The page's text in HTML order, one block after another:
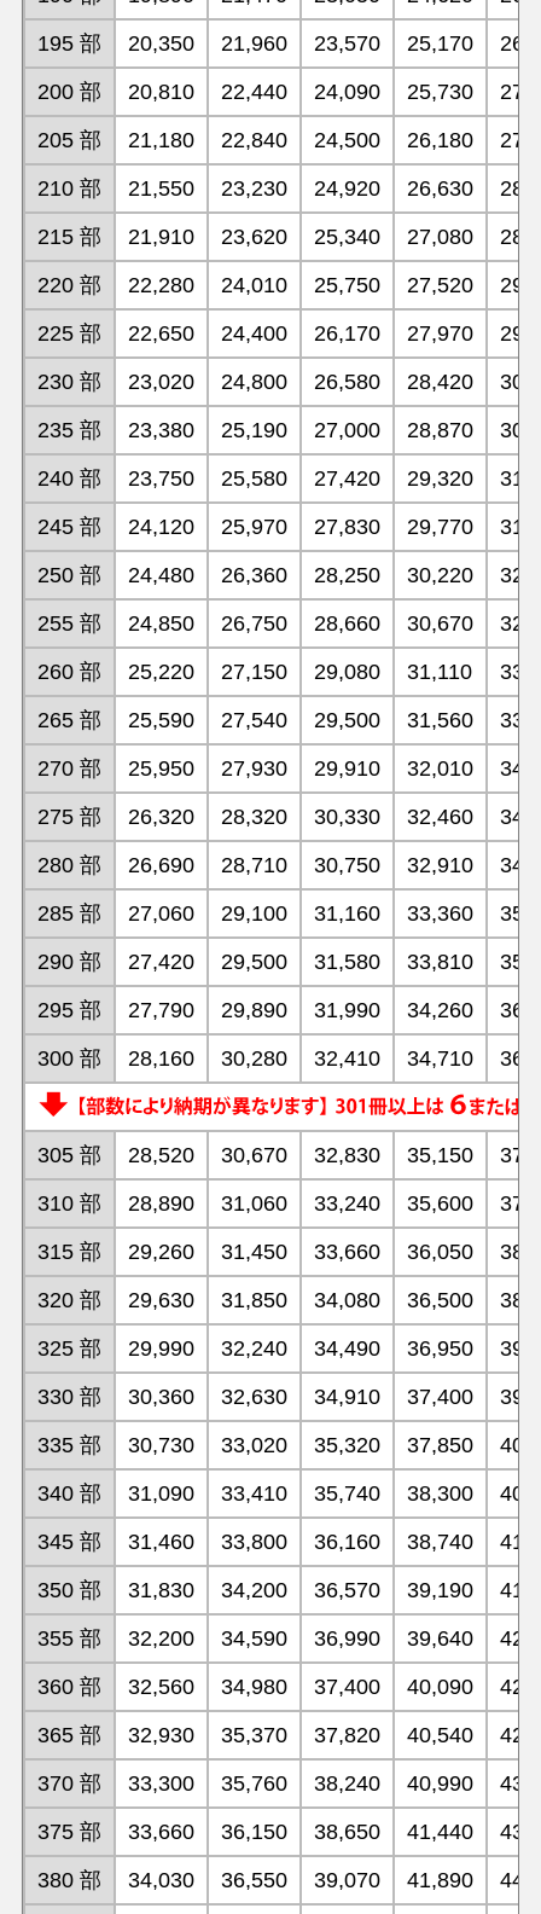
195 部
20,350 21,960 23,570 25,170
200 部
20,810 22,440 24,090 25,730
205 部
21,180 22,840 24,500 26,180
210 部
21,550 23,230 24,920 26,630
215 部
21,910 23,620 25,340 27,080
220 部
22,280 24,010 25,750 27,520
225 部
22,650 24,400 26,170 27,970
230 部
23,020 24,800 26,580 28,420
235 部
23,380 25,190 27,000 28,870
240 部
23,750 25,580 27,420 29,320
245 部
24,120 25,970 27,830 29,770
250 部
24,480 26,360 28,250 30,220
255 部
24,850 26,750 28,660 30,670
260 部
25,220 27,150 29,080 31,110
265 部
25,590 27,540 29,500 31,560
270 部
25,950 27,930 29,910 32,010
275 部
26,320 28,320 30,330 32,460
280 部
26,690 28,710 30,750 32,910
285 部
27,060 29,100 31,160 33,360
290 部
27,420 29,500 31,580 33,810
295 部
27,790 29,890 31,990 34,260
300 部
28,160 30,280 32,410 34,710
305 部 28,520 30,670 32,830 35,150
310 部
28,890 31,060 33,240 35,600
315 部
29,260 31,450 33,660 36,050
320 部
29,630 31,850 34,080 36,500
325 部
29,990 32,240 34,490 36,950
330 部
30,360 32,630 34,910 37,400
335 部
30,730 33,020 35,320 37,850
340 部
31,090 33,410 35,740 38,300
345 部
31,460 33,800 36,160 38,740
350 部
31,830 34,200 36,570 39,190
355 部
32,200 34,590 36,990 39,640
360 部
32,560 34,980 37,400 40,090
365 部
32,930 35,370 37,820 40,540
370 部
33,300 35,760 38,240 40,990
375 部
33,660 36,150 38,650 41,440
380 部
34,030 36,550 39,070 41,890